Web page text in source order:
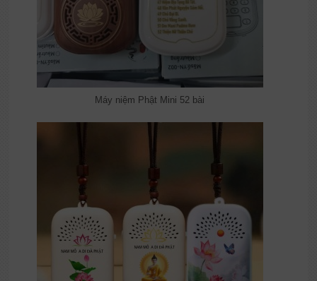
Máy niệm Phật Mini 52 bài